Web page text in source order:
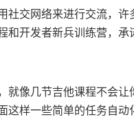
交网络来进行交流，
开发者新兵训练营，
像几节吉他课程不会
样一些简单的任务自动